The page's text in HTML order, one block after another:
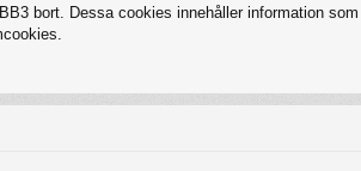
bort. Dessa cookies innehåller information